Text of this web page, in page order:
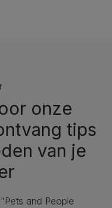
onze
tips
van je
and People